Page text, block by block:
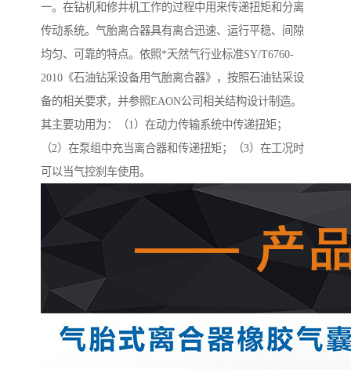
一。在钻机和修井机工作的过程中用来传递扭矩和分离
传动系统。气胎离合器具有离合迅速、运行平稳、间隙
均匀、可靠的特点。依照*天然气行业标准SY/T6760-
2010《石油钻采设备用气胎离合器》，按照石油钻采设
备的相关要求，并参照EAON公司相关结构设计制造。
其主要功用为：（1）在动力传输系统中传递扭矩；
（2）在泵组中充当离合器和传递扭矩；（3）在工况时
可以当气控刹车使用。